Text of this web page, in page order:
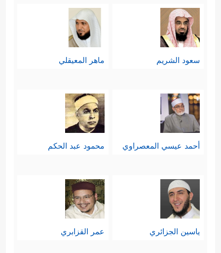
سعود الشريم ماهر المعيقلي
أحمد عيسي المعصراوي محمود عبد الحكم
ياسين الجزائري عمر القزابري